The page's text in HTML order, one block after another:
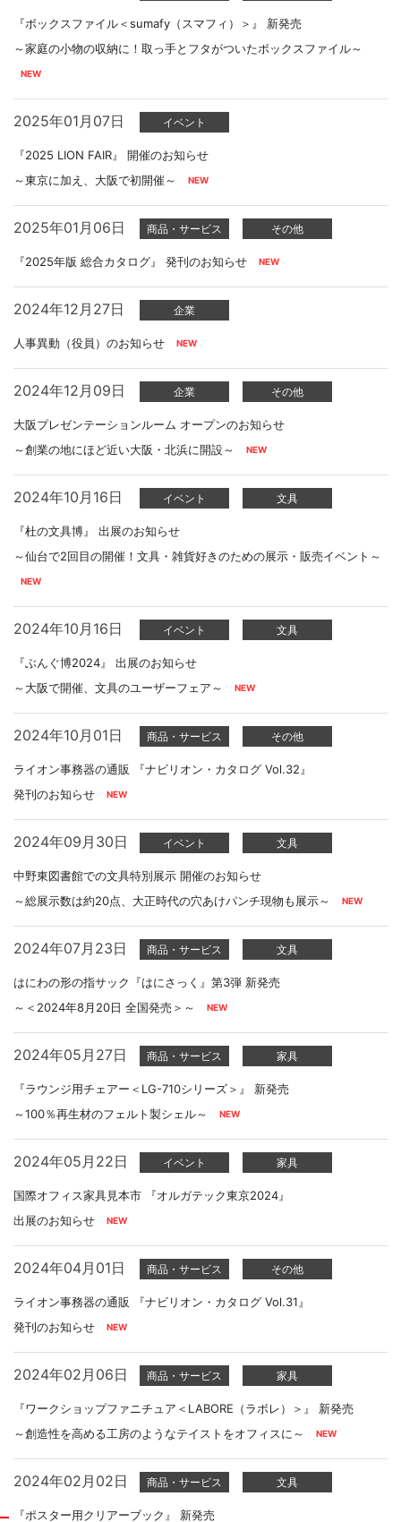
『ボックスファイル＜sumafy（スマフィ）＞』 新発売
～家庭の小物の収納に！取っ手とフタがついたボックスファイル～
2025年01月07日 イベント
『2025 LION FAIR』 開催のお知らせ
～東京に加え、大阪で初開催～
2025年01月06日 商品・サービス その他
『2025年版 総合カタログ』 発刊のお知らせ
2024年12月27日 企業
人事異動（役員）のお知らせ
2024年12月09日 企業 その他
大阪プレゼンテーションルーム オープンのお知らせ
～創業の地にほど近い大阪・北浜に開設～
2024年10月16日 イベント 文具
『杜の文具博』 出展のお知らせ
～仙台で2回目の開催！文具・雑貨好きのための展示・販売イベント～
2024年10月16日 イベント 文具
『ぶんぐ博2024』 出展のお知らせ
～大阪で開催、文具のユーザーフェア～
2024年10月01日 商品・サービス その他
ライオン事務器の通販 『ナビリオン・カタログ Vol.32』
発刊のお知らせ
2024年09月30日 イベント 文具
中野東図書館での文具特別展示 開催のお知らせ
～総展示数は約20点、大正時代の穴あけパンチ現物も展示～
2024年07月23日 商品・サービス 文具
はにわの形の指サック『はにさっく』第3弾 新発売
～＜2024年8月20日 全国発売＞～
2024年05月27日 商品・サービス 家具
『ラウンジ用チェアー＜LG-710シリーズ＞』 新発売
～100％再生材のフェルト製シェル～
2024年05月22日 イベント 家具
国際オフィス家具見本市 『オルガテック東京2024』
出展のお知らせ
2024年04月01日 商品・サービス その他
ライオン事務器の通販 『ナビリオン・カタログ Vol.31』
発刊のお知らせ
2024年02月06日 商品・サービス 家具
『ワークショップファニチュア＜LABORE（ラボレ）＞』 新発売
～創造性を高める工房のようなテイストをオフィスに～
2024年02月02日 商品・サービス 文具
『ポスター用クリアーブック』 新発売